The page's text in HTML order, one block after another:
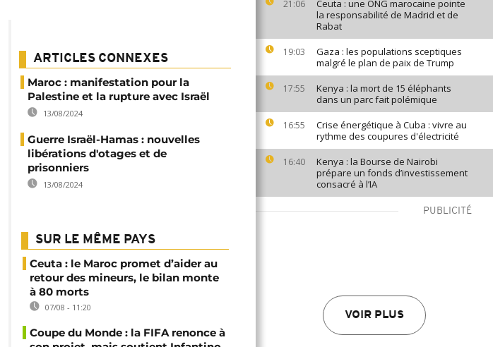
21:06
Ceuta : une ONG marocaine pointe
la responsabilité de Madrid et de
Rabat
19:03
Gaza : les populations sceptiques
malgré le plan de paix de Trump
17:55
Kenya : la mort de 15 éléphants
dans un parc fait polémique
16:55
Crise énergétique à Cuba : vivre au
rythme des coupures d'électricité
16:40
Kenya : la Bourse de Nairobi
prépare un fonds d’investissement
consacré à l’IA
PUBLICITÉ
VOIR PLUS
ARTICLES CONNEXES
Maroc : manifestation pour la
Palestine et la rupture avec Israël
13/08/2024
Guerre Israël-Hamas : nouvelles
libérations d'otages et de
prisonniers
13/08/2024
SUR LE MÊME PAYS
Ceuta : le Maroc promet d’aider au
retour des mineurs, le bilan monte
à 80 morts
07/08 - 11:20
Coupe du Monde : la FIFA renonce à